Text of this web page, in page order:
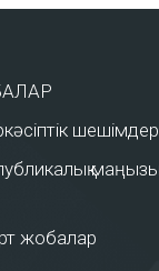
шешімдер
маңызы
жобалар